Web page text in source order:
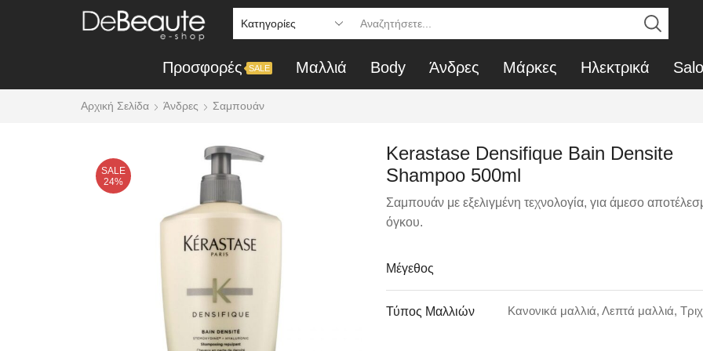
Προσφορές SALE Mαλλιά Body Άνδρες Μάρκες Ηλεκτρικά
Αρχική Σελίδα Άνδρες Σαμπουάν
SALE
24%
Kerastase Densifique Bain Densite
Shampoo 500ml
Σαμπουάν με εξελιγμένη τεχνολογία, για άμεσο
όγκου.
Μέγεθος
Τύπος Μαλλιών Κανονικά μαλλιά, Λεπτά μαλλιά,